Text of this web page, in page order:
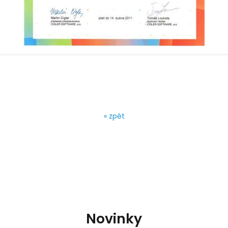
« zpět
Novinky